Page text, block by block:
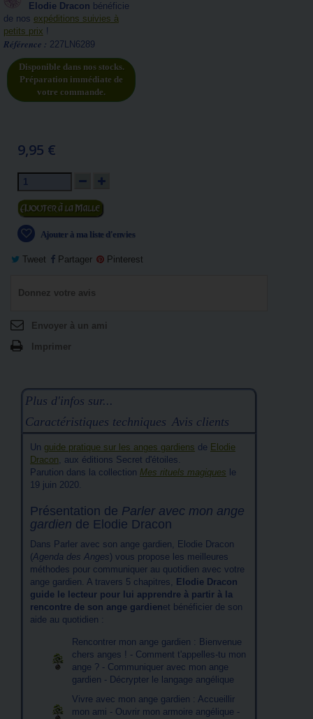
Elodie Dracon bénéficie
de nos expéditions suivies à
petits prix !
Référence : 227LN6289
Disponible dans nos stocks.
Préparation immédiate de
votre commande.
9,95 €
Ajouter au panier
Ajouter à ma liste d'envies
Tweet Partager Pinterest
Donnez votre avis
Envoyer à un ami
Imprimer
Plus d'infos sur...
Caractéristiques techniques Avis clients
Un guide pratique sur les anges gardiens de Elodie
Dracon, aux éditions Secret d'étoiles.
Parution dans la collection Mes rituels magiques le
19 juin 2020.
Présentation de Parler avec mon ange
gardien de Elodie Dracon
Dans Parler avec son ange gardien, Elodie Dracon
(Agenda des Anges) vous propose les meilleures
méthodes pour communiquer au quotidien avec votre
ange gardien. A travers 5 chapitres, Elodie Dracon
guide le lecteur pour lui apprendre à partir à la
rencontre de son ange gardienet bénéficier de son
aide au quotidien :
Rencontrer mon ange gardien : Bienvenue
chers anges ! - Comment t'appelles-tu mon
ange ? - Communiquer avec mon ange
gardien - Décrypter le langage angélique
Vivre avec mon ange gardien : Accueillir
mon ami - Ouvrir mon armoire angélique -